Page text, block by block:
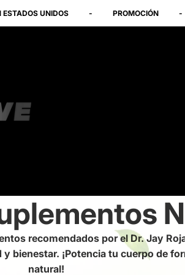
- PROMOCIÓN -
recomendados por el Dr. Jay
bienestar. ¡Potencia tu cuerpo de
natural!